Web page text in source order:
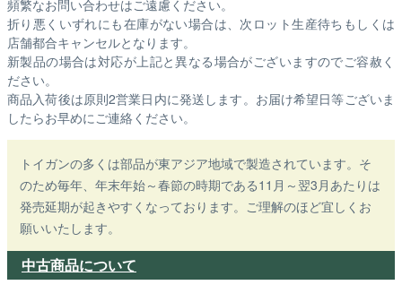
頻繁なお問い合わせはご遠慮ください。
折り悪くいずれにも在庫がない場合は、次ロット生産待ちもしくは
店舗都合キャンセルとなります。
新製品の場合は対応が上記と異なる場合がございますのでご容赦く
ださい。
商品入荷後は原則2営業日内に発送します。お届け希望日等ございま
したらお早めにご連絡ください。
トイガンの多くは部品が東アジア地域で製造されています。そ
のため毎年、年末年始～春節の時期である11月～翌3月あたりは
発売延期が起きやすくなっております。ご理解のほど宜しくお
願いいたします。
中古商品について